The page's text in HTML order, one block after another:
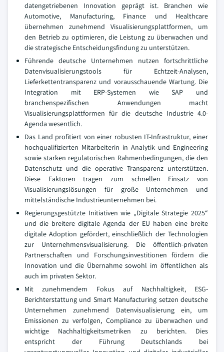
datengetriebenen Innovation geprägt ist. Branchen wie
Automotive, Manufacturing, Finance und Healthcare
übernehmen zunehmend Visualisierungsplattformen, um
den Betrieb zu optimieren, die Leistung zu überwachen und
die strategische Entscheidungsfindung zu unterstützen.
Führende deutsche Unternehmen nutzen fortschrittliche
Datenvisualisierungstools für Echtzeit-Analysen,
Lieferkettentransparenz und vorausschauende Wartung. Die
Integration mit ERP-Systemen wie SAP und
branchenspezifischen Anwendungen macht
Visualisierungsplattformen für die deutsche Industrie 4.0-
Agenda wesentlich.
Das Land profitiert von einer robusten IT-Infrastruktur, einer
hochqualifizierten Mitarbeiterin in Analytik und Engineering
sowie starken regulatorischen Rahmenbedingungen, die den
Datenschutz und die operative Transparenz unterstützen.
Diese Faktoren tragen zum schnellen Einsatz von
Visualisierungslösungen für große Unternehmen und
mittelständische Industrieunternehmen bei.
Regierungsgestützte Initiativen wie „Digitale Strategie 2025“
und die breitere digitale Agenda der EU haben eine breite
digitale Adoption gefördert, einschließlich der Technologien
zur Unternehmensvisualisierung. Die öffentlich-privaten
Partnerschaften und Forschungsinvestitionen fördern die
Innovation und die Übernahme sowohl im öffentlichen als
auch im privaten Sektor.
Mit zunehmendem Fokus auf Nachhaltigkeit, ESG-
Berichterstattung und Smart Manufacturing setzen deutsche
Unternehmen zunehmend Datenvisualisierung ein, um
Emissionen zu verfolgen, Compliance zu überwachen und
wichtige Nachhaltigkeitsmetriken zu berichten. Dies
entspricht der Führung Deutschlands bei